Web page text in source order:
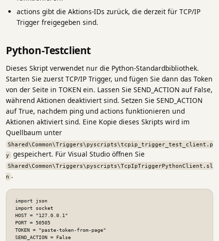
actions gibt die Aktions-IDs zurück, die derzeit für TCP/IP
Trigger freigegeben sind.
Python-Testclient
Dieses Skript verwendet nur die Python-Standardbibliothek.
Starten Sie zuerst TCP/IP Trigger, und fügen Sie dann das Token
von der Seite in TOKEN ein. Lassen Sie SEND_ACTION auf False,
während Aktionen deaktiviert sind. Setzen Sie SEND_ACTION
auf True, nachdem ping und actions funktionieren und
Aktionen aktiviert sind. Eine Kopie dieses Skripts wird im
Quellbaum unter
Shared\Common\Triggers\pyscripts\tcpip_trigger_test_client.p
y gespeichert. Für Visual Studio öffnen Sie
Shared\Common\Triggers\pyscripts\TcpIpTriggerPythonClient.sl
n .
import json
import socket
HOST = "127.0.0.1"
PORT = 50505
TOKEN = "paste-token-from-page"
SEND_ACTION = False